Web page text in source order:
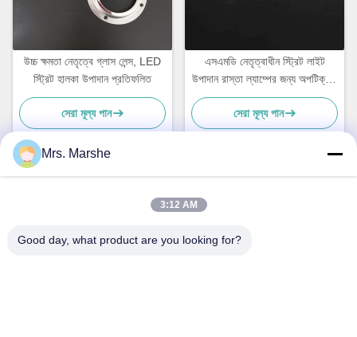
উচ্চ ক্ষমতা নেতৃত্বে গ্লাস লেন্স, LED
স্ট্রিট হালকা উপাদান প্রতিফলিত
সেরা মূল্য পান
এসএমডি নেতৃত্বাধীন স্ট্রিট লাইট
উপাদান রাস্তা ল্যাম্পের জন্য অপটিক্যাল
লেন্স
সেরা মূল্য পান
ঠিকানা
Mrs. Marshe
3:12 AM
Good day, what product are you looking for?